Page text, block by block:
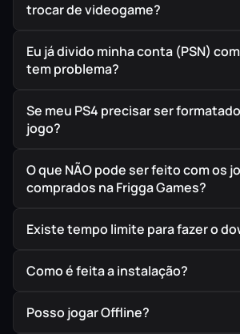
🔫 O Novo
Modifique cada componente do
para dominar o campo de batalha no
⚔️ Operações
execute missões cooperativas de
trocar de videogame?
Eu já divido minha conta (PSN)
tem problema?
Se meu PS4 precisar ser
jogo?
O que NÃO pode ser feito com os
comprados na Frigga Games?
Existe tempo limite para fazer o
Como é feita a instalação?
Posso jogar Offline?